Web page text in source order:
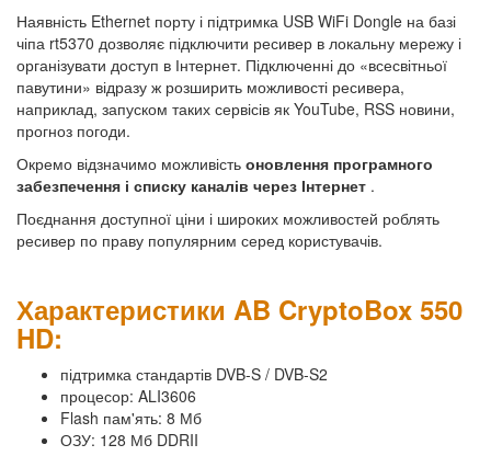
Наявність Ethernet порту і підтримка USB WiFi Dongle на базі
чіпа rt5370 дозволяє підключити ресивер в локальну мережу і
організувати доступ в Інтернет. Підключенні до «всесвітньої
павутини» відразу ж розширить можливості ресивера,
наприклад, запуском таких сервісів як YouTube, RSS новини,
прогноз погоди.
Окремо відзначимо можливість оновлення програмного
забезпечення і списку каналів через Інтернет .
Поєднання доступної ціни і широких можливостей роблять
ресивер по праву популярним серед користувачів.
Характеристики AB CryptoBox 550
HD:
підтримка стандартів DVB-S / DVB-S2
процесор: ALI3606
Flash пам'ять: 8 Мб
ОЗУ: 128 Мб DDRII